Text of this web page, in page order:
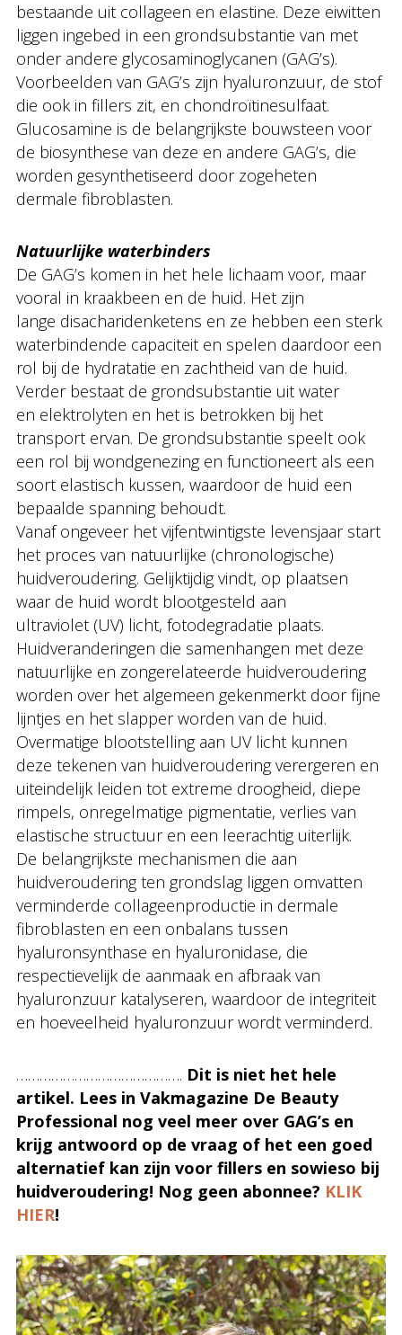
bestaande uit collageen en elastine. Deze eiwitten
liggen ingebed in een grondsubstantie van met
onder andere glycosaminoglycanen (GAG’s).
Voorbeelden van GAG’s zijn hyaluronzuur, de stof
die ook in fillers zit, en chondroïtinesulfaat.
Glucosamine is de belangrijkste bouwsteen voor
de biosynthese van deze en andere GAG’s, die
worden gesynthetiseerd door zogeheten
dermale fibroblasten.
Natuurlijke waterbinders
De GAG’s komen in het hele lichaam voor, maar
vooral in kraakbeen en de huid. Het zijn
lange disacharidenketens en ze hebben een sterk
waterbindende capaciteit en spelen daardoor een
rol bij de hydratatie en zachtheid van de huid.
Verder bestaat de grondsubstantie uit water
en elektrolyten en het is betrokken bij het
transport ervan. De grondsubstantie speelt ook
een rol bij wondgenezing en functioneert als een
soort elastisch kussen, waardoor de huid een
bepaalde spanning behoudt.
Vanaf ongeveer het vijfentwintigste levensjaar start
het proces van natuurlijke (chronologische)
huidveroudering. Gelijktijdig vindt, op plaatsen
waar de huid wordt blootgesteld aan
ultraviolet (UV) licht, fotodegradatie plaats.
Huidveranderingen die samenhangen met deze
natuurlijke en zongerelateerde huidveroudering
worden over het algemeen gekenmerkt door fijne
lijntjes en het slapper worden van de huid.
Overmatige blootstelling aan UV licht kunnen
deze tekenen van huidveroudering verergeren en
uiteindelijk leiden tot extreme droogheid, diepe
rimpels, onregelmatige pigmentatie, verlies van
elastische structuur en een leerachtig uiterlijk.
De belangrijkste mechanismen die aan
huidveroudering ten grondslag liggen omvatten
verminderde collageenproductie in dermale
fibroblasten en een onbalans tussen
hyaluronsynthase en hyaluronidase, die
respectievelijk de aanmaak en afbraak van
hyaluronzuur katalyseren, waardoor de integriteit
en hoeveelheid hyaluronzuur wordt verminderd.
……………………………………. Dit is niet het hele
artikel. Lees in Vakmagazine De Beauty
Professional nog veel meer over GAG’s en
krijg antwoord op de vraag of het een goed
alternatief kan zijn voor fillers en sowieso bij
huidveroudering! Nog geen abonnee? KLIK
HIER!